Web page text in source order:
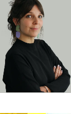
Emmanuelle Durand